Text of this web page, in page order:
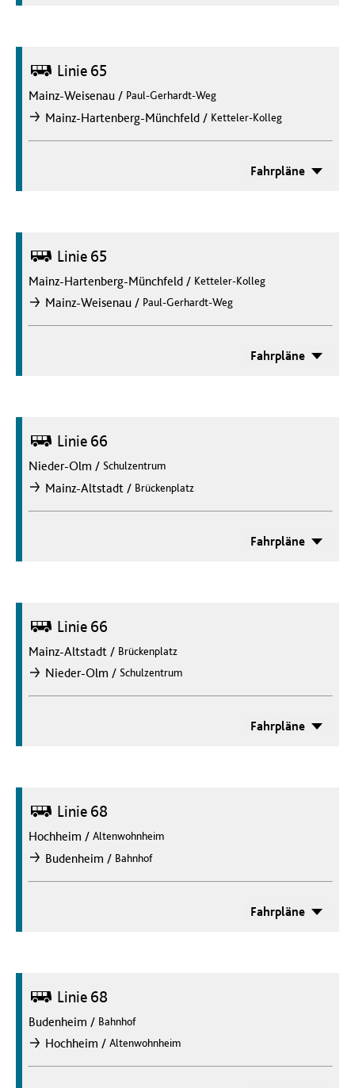
Bus Linie 65
Mainz-Weisenau / Paul-Gerhardt-Weg
nachMainz-Hartenberg-Münchfeld / Ketteler-Kolleg
Fahrpläne
Bus Linie 65
Mainz-Hartenberg-Münchfeld / Ketteler-Kolleg
nachMainz-Weisenau / Paul-Gerhardt-Weg
Fahrpläne
Bus Linie 66
Nieder-Olm / Schulzentrum
nachMainz-Altstadt / Brückenplatz
Fahrpläne
Bus Linie 66
Mainz-Altstadt / Brückenplatz
nachNieder-Olm / Schulzentrum
Fahrpläne
Bus Linie 68
Hochheim / Altenwohnheim
nachBudenheim / Bahnhof
Fahrpläne
Bus Linie 68
Budenheim / Bahnhof
nachHochheim / Altenwohnheim